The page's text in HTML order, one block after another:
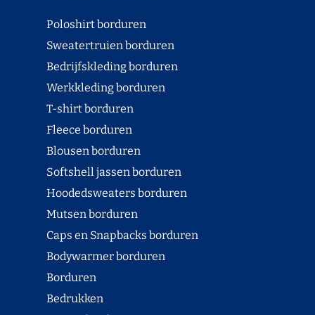
Poloshirt borduren
Sweatertruien borduren
Bedrijfskleding borduren
Werkkleding borduren
T-shirt borduren
Fleece borduren
Blousen borduren
Softshell jassen borduren
Hoodedsweaters borduren
Mutsen borduren
Caps en Snapbacks borduren
Bodywarmer borduren
Borduren
Bedrukken